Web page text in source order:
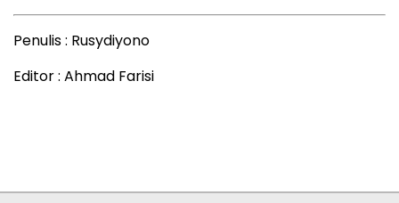
Penulis : Rusydiyono
Editor : Ahmad Farisi